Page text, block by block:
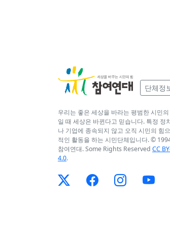
단체정
우리는 좋은 세상을 바라는 평범한 시민
일 때 세상은 바뀐다고 믿습니다. 특정 정
나 기업에 종속되지 않고 오직 시민의 힘
적인 활동을 하는 시민단체입니다. ©
참여연대. Some Rights Reserved CC
4.0.